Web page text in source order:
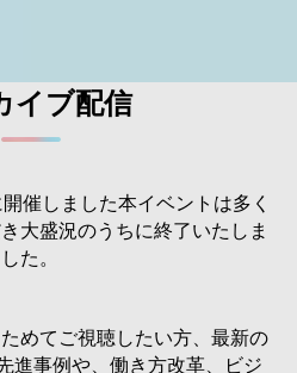
イブ配信
催しました本イベントは多く
大盛況のうちに終了いたしま
した。
めてご視聴したい方、最新の
進事例や、働き方改革、ビジ